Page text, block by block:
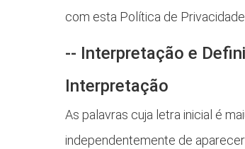
com esta Política de
-- Interpretação e
Interpretação
As palavras cuja letra inicial é
independentemente de